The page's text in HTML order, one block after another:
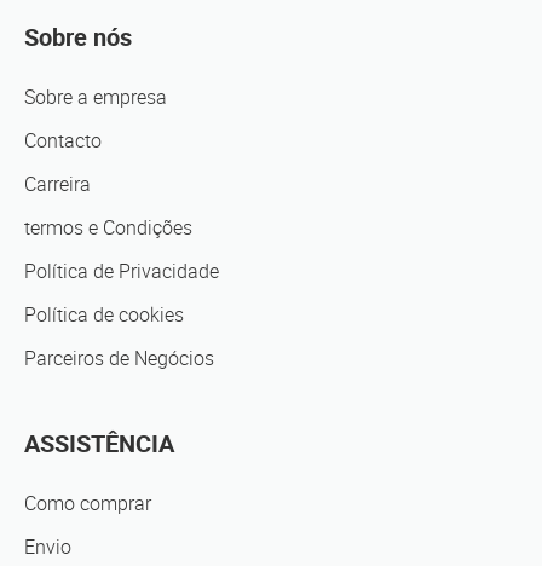
Sobre nós
Sobre a empresa
Contacto
Carreira
termos e Condições
Política de Privacidade
Política de cookies
Parceiros de Negócios
ASSISTÊNCIA
Como comprar
Envio